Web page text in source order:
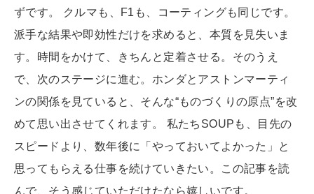
ずです。 クルマも、F1も、コーティングも同じです。
派手な結果や即効性だけを求めると、本質を見失いま
す。時間をかけて、きちんと定着させる。そのうえ
で、次のステージに進む。ホンダとアストンマーティ
ンの関係を見ていると、そんな“ものづくりの原点”を改
めて思い出させてくれます。 私たちSOUPも、目先の
スピードより、数年後に「やっておいてよかった」と
思ってもらえる仕事を続けていきたい。この記事を読
んで、そう感じていただけたなら嬉しいです。